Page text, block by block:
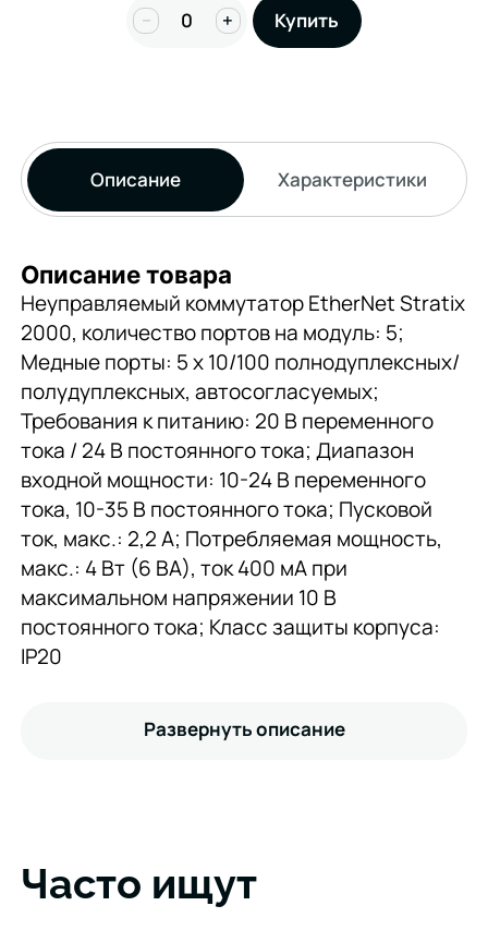
− + Купить
Описание Характеристики
Описание товара
Неуправляемый коммутатор EtherNet Stratix
2000, количество портов на модуль: 5;
Медные порты: 5 x 10/100 полнодуплексных/
полудуплексных, автосогласуемых;
Требования к питанию: 20 В переменного
тока / 24 В постоянного тока; Диапазон
входной мощности: 10-24 В переменного
тока, 10-35 В постоянного тока; Пусковой
ток, макс.: 2,2 А; Потребляемая мощность,
макс.: 4 Вт (6 ВА), ток 400 мА при
максимальном напряжении 10 В
постоянного тока; Класс защиты корпуса:
IP20
Развернуть описание
Часто ищут